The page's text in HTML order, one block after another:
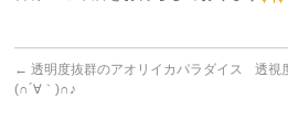
← 透明度抜群のアオリイカパラダイス
(∩´∀｀)∩♪
透視